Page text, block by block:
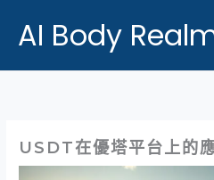
AI Body
USDT在優塔平台上的